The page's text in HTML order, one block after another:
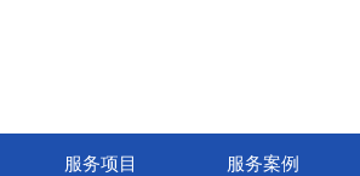
服务项目 服务案例